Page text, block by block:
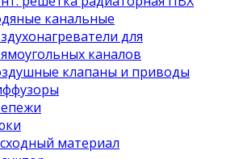
канальные
для
каналов
клапаны и приводы
материал